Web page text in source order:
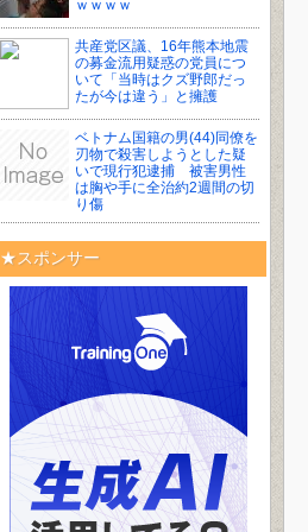
ｗｗｗｗ
共産党区議、16年熊本地震
の募金流用疑惑の党員につ
いて「当時はクズ野郎だっ
たが今は違う」と擁護
ベトナム国籍の男(44)同僚を
刃物で殺害しようとした疑
いで現行犯逮捕 被害男性
は胸や手に全治約2週間の切
り傷
★スポンサー